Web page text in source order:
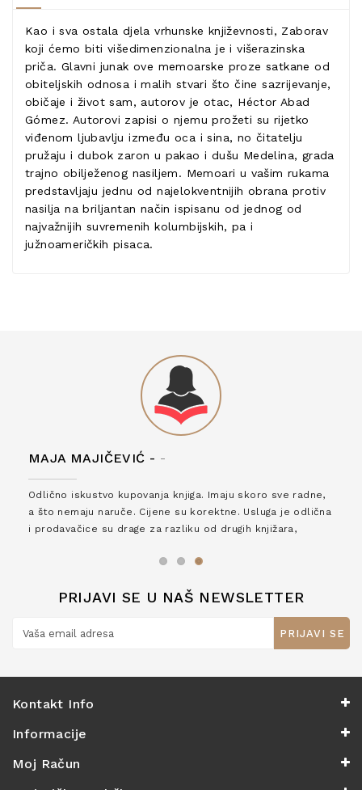
Kao i sva ostala djela vrhunske književnosti, Zaborav
koji ćemo biti višedimenzionalna je i višerazinska
priča. Glavni junak ove memoarske proze satkane od
obiteljskih odnosa i malih stvari što čine sazrijevanje,
običaje i život sam, autorov je otac, Héctor Abad
Gómez. Autorovi zapisi o njemu prožeti su rijetko
viđenom ljubavlju između oca i sina, no čitatelju
pružaju i dubok zaron u pakao i dušu Medelina, grada
trajno obilježenog nasiljem. Memoari u vašim rukama
predstavljaju jednu od najelokventnijih obrana protiv
nasilja na briljantan način ispisanu od jednog od
najvažnijih suvremenih kolumbijskih, pa i
južnoameričkih pisaca.
MAJA MAJIČEVIĆ - -
Odlično iskustvo kupovanja knjiga. Imaju skoro sve radne,
a što nemaju naruče. Cijene su korektne. Usluga je odlična
i prodavačice su drage za razliku od drugih knjižara,
PRIJAVI SE U NAŠ NEWSLETTER
PRIJAVI SE
Kontakt Info
Informacije
Moj Račun